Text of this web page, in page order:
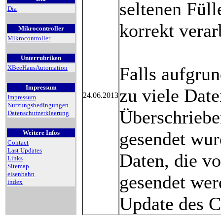
Dia
Mikrocontroller
Mikrocontroller
Unterrubriken
XBeeHausAutomation
Impressum
Impressum
Nutzungsbedingungen
Datenschutzerklaerung
Weitere Infos
Contact
Last Updates
Links
Sitemap
eisenbahn
index
24.06.2013
seltenen
korrekt
Falls
zu viele
gesendet
Daten, die
gesendet
Update des